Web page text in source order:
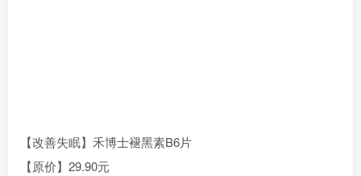
【改善失眠】禾博士褪黑素B6片
【原价】29.90元